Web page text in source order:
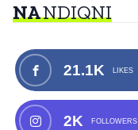
NANDIQNI
21.1K LIKES
2K FOLLOWERS